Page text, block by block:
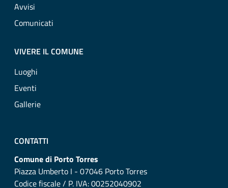
Avvisi
Comunicati
VIVERE IL COMUNE
Luoghi
Eventi
Gallerie
CONTATTI
Comune di Porto Torres
Piazza Umberto I - 07046 Porto Torres
Codice fiscale / P. IVA: 00252040902